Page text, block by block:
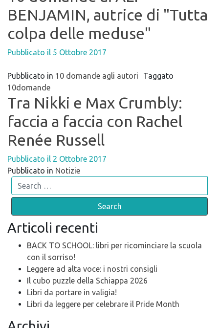
BENJAMIN, autrice di "Tutta
colpa delle meduse"
Pubblicato il 5 Ottobre 2017
Pubblicato in 10 domande agli autori
Taggato
10domande
Tra Nikki e Max Crumbly:
faccia a faccia con Rachel
Renée Russell
Pubblicato il 2 Ottobre 2017
Pubblicato in Notizie
Search
Articoli recenti
BACK TO SCHOOL: libri per ricominciare la scuola
con il sorriso!
Leggere ad alta voce: i nostri consigli
Il cubo puzzle della Schiappa 2026
Libri da portare in valigia!
Libri da leggere per celebrare il Pride Month